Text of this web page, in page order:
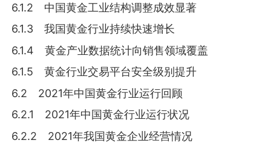
6.1.2 中国黄金工业结构调整成效显著
6.1.3 我国黄金行业持续快速增长
6.1.4 黄金产业数据统计向销售领域覆盖
6.1.5 黄金行业交易平台安全级别提升
6.2 2021年中国黄金行业运行回顾
6.2.1 2021年中国黄金行业运行状况
6.2.2 2021年我国黄金企业经营情况